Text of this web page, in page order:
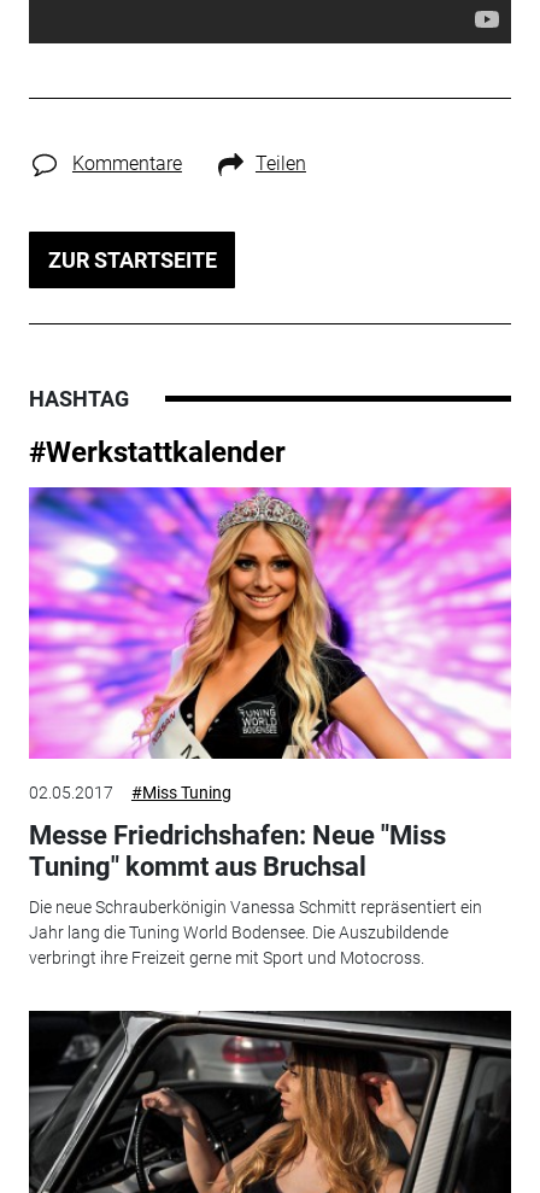
Kommentare Teilen
ZUR STARTSEITE
HASHTAG
#Werkstattkalender
02.05.2017 #Miss Tuning
Messe Friedrichshafen: Neue "Miss
Tuning" kommt aus Bruchsal
Die neue Schrauberkönigin Vanessa Schmitt repräsentiert ein
Jahr lang die Tuning World Bodensee. Die Auszubildende
verbringt ihre Freizeit gerne mit Sport und Motocross.